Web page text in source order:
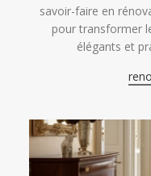
savoir-faire en
pour transformer
élégants et